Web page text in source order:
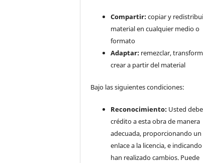
Compartir:copiar y
material en cualquier medio o
formato
Adaptar: remezclar,
crear a partir del material
Bajo las siguientes condiciones:
Reconocimiento: Usted
crédito a esta obra de manera
adecuada, proporcionando un
enlace a la licencia, e indicando
han realizado cambios. Puede